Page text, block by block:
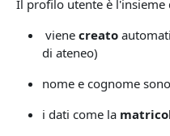
Il profilo utente è l'insieme
viene creato
di ateneo)
nome e cognome
i dati come la